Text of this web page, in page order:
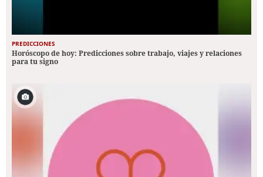
PREDICCIONES
Horóscopo de hoy: Predicciones sobre trabajo, viajes y relaciones
para tu signo